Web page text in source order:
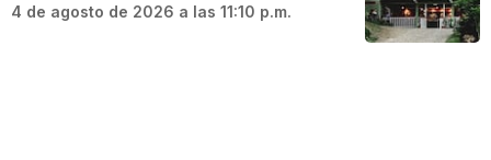
4 de agosto de 2026 a las 11:10 p.m.